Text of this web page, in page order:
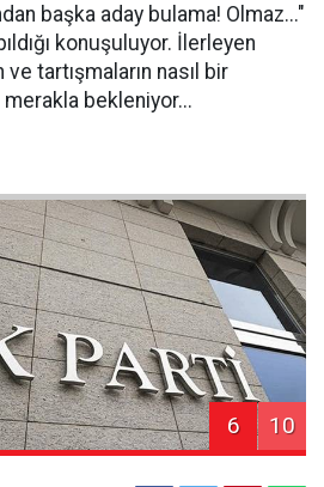
başka aday bulama! Olmaz..."
konuşuluyor. İlerleyen
tartışmaların nasıl bir
bekleniyor...
6 10